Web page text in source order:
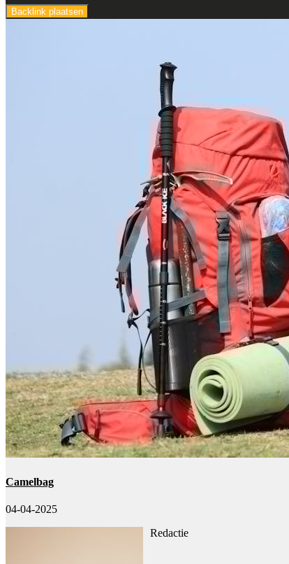
Backlink plaatsen
Camelbag
04-04-2025
Redactie